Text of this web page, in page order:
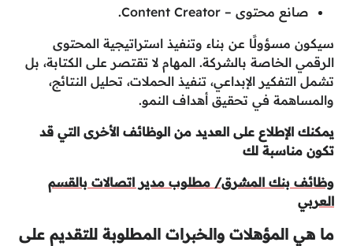
صانع محتوى – Content Creator.
سيكون مسؤولًا عن بناء وتنفيذ استراتيجية المحتوى
الرقمي الخاصة بالشركة. المهام لا تقتصر على الكتابة، بل
تشمل التفكير الإبداعي، تنفيذ الحملات، تحليل النتائج،
والمساهمة في تحقيق أهداف النمو.
يمكنك الإطلاع على العديد من الوظائف الأخرى التي قد
تكون مناسبة لك
وظائف بنك المشرق/ مطلوب مدير اتصالات بالقسم
العربي
ما هي المؤهلات والخبرات المطلوبة للتقديم على